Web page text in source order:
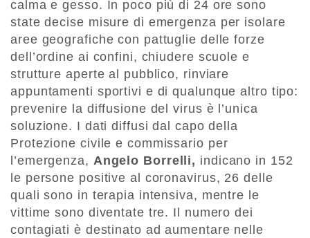
calma e gesso. In poco più di 24 ore sono
state decise misure di emergenza per isolare
aree geografiche con pattuglie delle forze
dell’ordine ai confini, chiudere scuole e
strutture aperte al pubblico, rinviare
appuntamenti sportivi e di qualunque altro tipo:
prevenire la diffusione del virus è l’unica
soluzione. I dati diffusi dal capo della
Protezione civile e commissario per
l’emergenza, Angelo Borrelli, indicano in 152
le persone positive al coronavirus, 26 delle
quali sono in terapia intensiva, mentre le
vittime sono diventate tre. Il numero dei
contagiati è destinato ad aumentare nelle